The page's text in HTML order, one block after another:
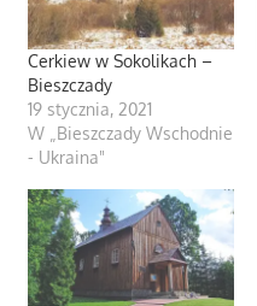
Cerkiew w Sokolikach –
Bieszczady
19 stycznia, 2021
W „Bieszczady Wschodnie
- Ukraina"